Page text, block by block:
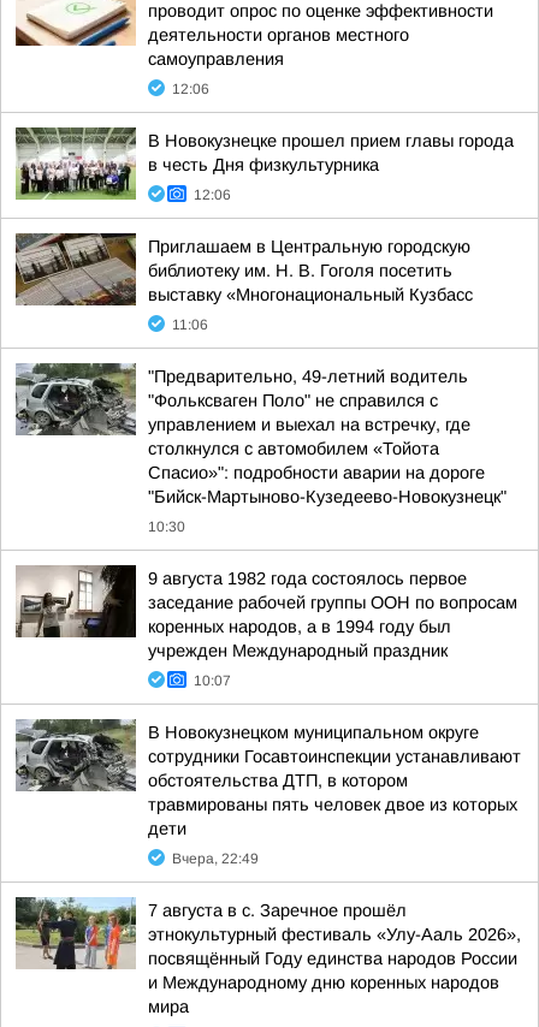
проводит опрос по оценке эффективности
деятельности органов местного
самоуправления
12:06
В Новокузнецке прошел прием главы города
в честь Дня физкультурника
12:06
Приглашаем в Центральную городскую
библиотеку им. Н. В. Гоголя посетить
выставку «Многонациональный Кузбасс
11:06
"Предварительно, 49-летний водитель
"Фольксваген Поло" не справился с
управлением и выехал на встречку, где
столкнулся с автомобилем «Тойота
Спасио»": подробности аварии на дороге
"Бийск-Мартыново-Кузедеево-Новокузнецк"
10:30
9 августа 1982 года состоялось первое
заседание рабочей группы ООН по вопросам
коренных народов, а в 1994 году был
учрежден Международный праздник
10:07
В Новокузнецком муниципальном округе
сотрудники Госавтоинспекции устанавливают
обстоятельства ДТП, в котором
травмированы пять человек двое из которых
дети
Вчера, 22:49
7 августа в с. Заречное прошёл
этнокультурный фестиваль «Улу-Ааль 2026»,
посвящённый Году единства народов России
и Международному дню коренных народов
мира